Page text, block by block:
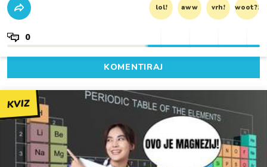
lol! aww vrh! woot?!
0
KOMENTIRAJ
KVIZ